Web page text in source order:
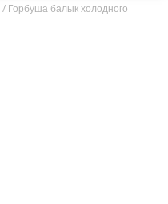
/ Горбуша балык холодного